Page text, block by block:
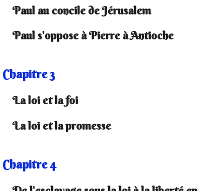
Paul au concile de Jérusalem
Paul s'oppose à Pierre à Antioche
Chapitre 3
La loi et la foi
La loi et la promesse
Chapitre 4